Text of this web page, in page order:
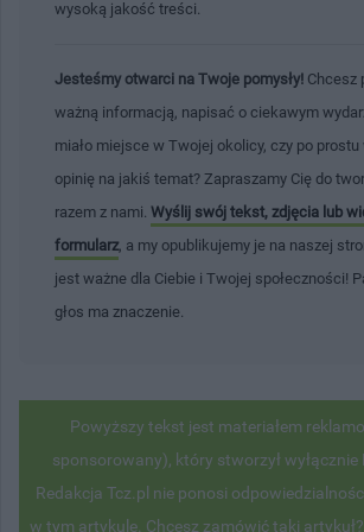
wysoką jakość treści.
Jesteśmy otwarci na Twoje pomysły! Chcesz
ważną informacją, napisać o ciekawym
miało miejsce w Twojej okolicy, czy po
opinię na jakiś temat? Zapraszamy Cię do
razem z nami. Wyślij swój tekst, zdjęcia lub
formularz , a my opublikujemy je na naszej
jest ważne dla Ciebie i Twojej społeczności!
głos ma znaczenie.
Powyższy tekst jest materiałem
sponsorowany), który stworzył wyłącznie
Redakcja Tcz.pl nie ponosi
w tym artykule. Chcesz zamówić taki